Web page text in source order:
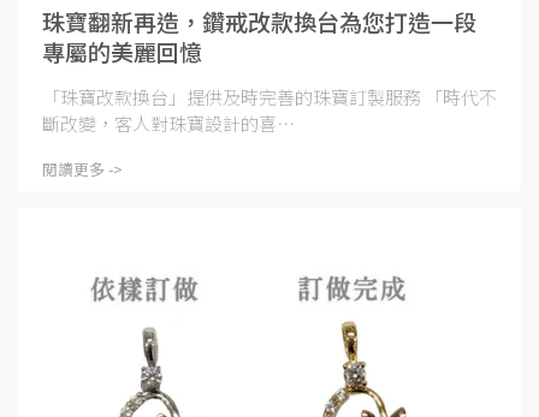
珠寶翻新再造，鑽戒改款換台為您打造一段
專屬的美麗回憶
「珠寶改款換台」提供及時完善的珠寶訂製服務 「時代不
斷改變，客人對珠寶設計的喜⋯
閱讀更多 ->